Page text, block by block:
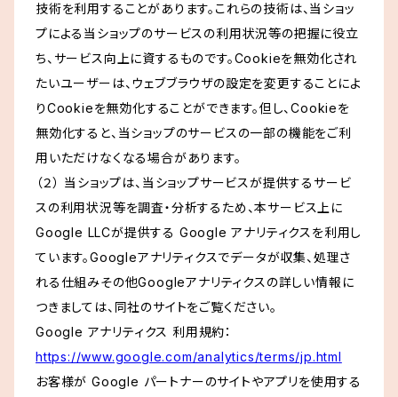
技術を利用することがあります。これらの技術は、当ショッ
プによる当ショップのサービスの利用状況等の把握に役立
ち、サービス向上に資するものです。Cookieを無効化され
たいユーザーは、ウェブブラウザの設定を変更することによ
りCookieを無効化することができます。但し、Cookieを
無効化すると、当ショップのサービスの一部の機能をご利
用いただけなくなる場合があります。
（２） 当ショップは、当ショップサービスが提供するサービ
スの利用状況等を調査・分析するため、本サービス上に
Google LLCが提供する Google アナリティクスを利用し
ています。Googleアナリティクスでデータが収集、処理さ
れる仕組みその他Googleアナリティクスの詳しい情報に
つきましては、同社のサイトをご覧ください。
Google アナリティクス 利用規約：
https://www.google.com/analytics/terms/jp.html
お客様が Google パートナーのサイトやアプリを使用する